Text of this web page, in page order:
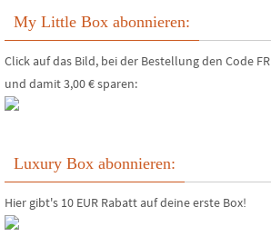
My Little Box abonnieren:
Click auf das Bild, bei der Bestellung den Code
und damit 3,00 € sparen:
Luxury Box abonnieren:
Hier gibt's 10 EUR Rabatt auf deine erste Box!